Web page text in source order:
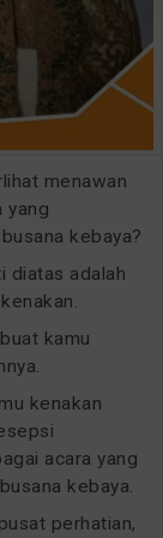
menawan
yang
kebaya?
diatas adalah
kamu
kenakan
acara yang
kebaya.
perhatian,